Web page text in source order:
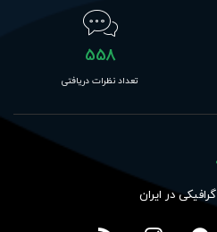
558
تعداد نظرات دریافتی